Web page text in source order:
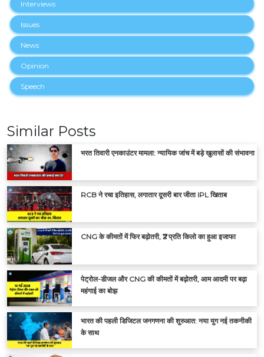
Interviews
Issues
News
Opinion
Speech
Similar Posts
भरत तिवारी एनकाउंटर मामला: न्यायिक जांच में बड़े खुलासों की संभावना
RCB ने रचा इतिहास, लगातार दूसरी बार जीता IPL खिताब
CNG के कीमतों में फिर बढ़ोतरी, ₹2 प्रति किलो का हुआ इजाफा
पेट्रोल-डीजल और CNG की कीमतों में बढ़ोतरी, आम आदमी पर बढ़ा
महंगाई का बोझ
भारत की पहली डिजिटल जनगणना की शुरुआत: नया युग नई तकनीकी
के साथ